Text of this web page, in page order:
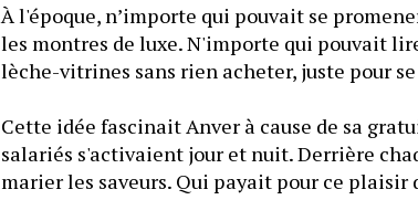
À l'époque, n’importe qui pouvait se
les montres de luxe. N'importe qui pouvait
lèche-vitrines sans rien acheter, juste pour
Cette idée fascinait Anver à cause de sa
salariés s'activaient jour et nuit. Derrière
marier les saveurs. Qui payait pour ce plaisir